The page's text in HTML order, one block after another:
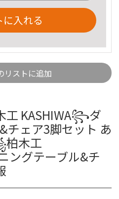
に入れる
リストに追加
KASHIWA꧂ダ
チェア3脚セット あ
木工
ングテーブル&チ